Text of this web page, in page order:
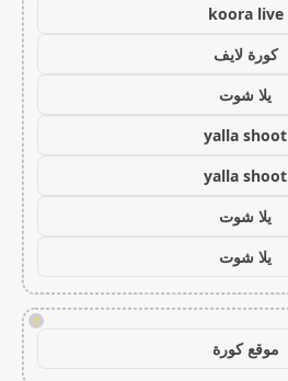
koora live
كورة لايف
يلا شوت
yalla shoot
yalla shoot
يلا شوت
يلا شوت
!
موقع كورة